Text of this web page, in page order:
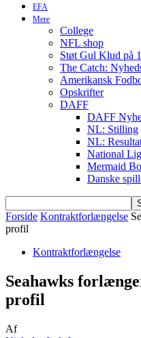
EFA
Mere
College
NFL shop
Støt Gul Klud på
The Catch:
Amerikansk
Opskrifter
DAFF
DAFF
NL: Stilling
NL:
National
Mermaid
Danske
Forside Kontraktforlængelse
profil
Kontraktforlængelse
Seahawks
profil
Af